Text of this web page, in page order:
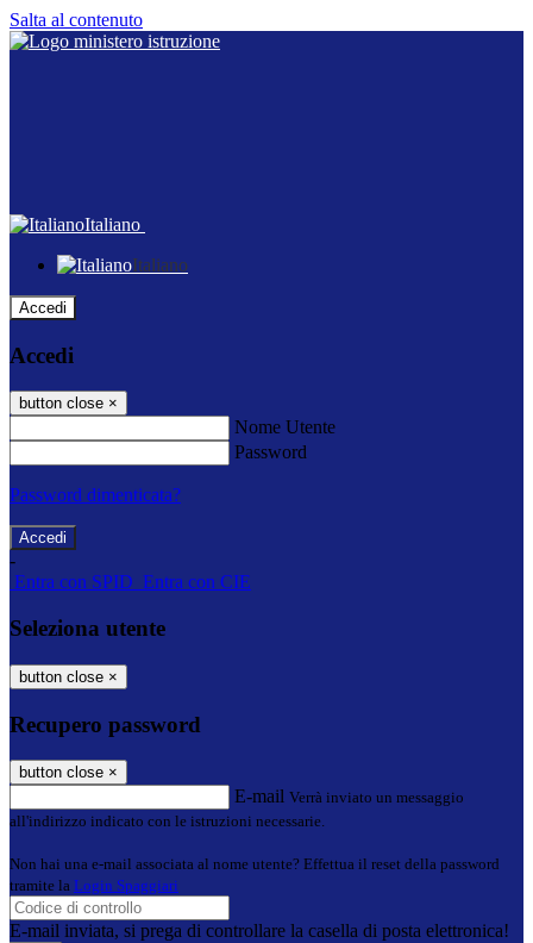
Salta al contenuto
Italiano
Italiano
Accedi
Accedi
button close ×
Nome Utente
Password
Password dimenticata?
-
Entra con SPID Entra con CIE
Seleziona utente
button close ×
Recupero password
button close ×
E-mail Verrà inviato un messaggio
all'indirizzo indicato con le istruzioni necessarie.
Non hai una e-mail associata al nome utente? Effettua il reset della password
tramite la Login Spaggiari
E-mail inviata, si prega di controllare la casella di posta elettronica!